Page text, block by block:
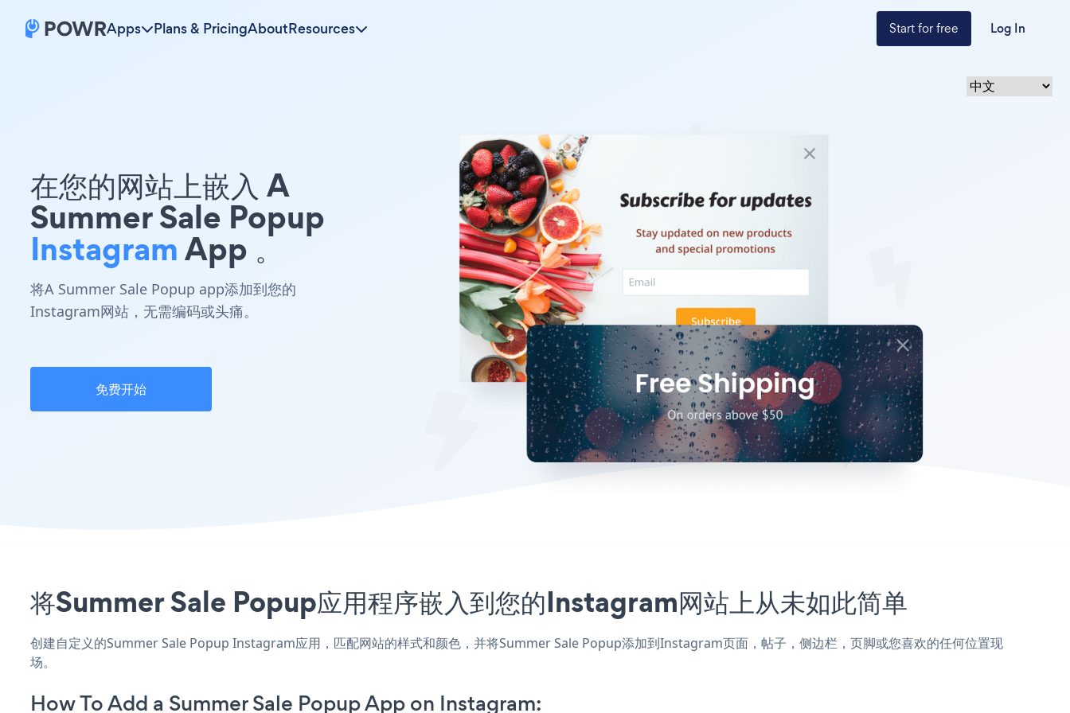
Apps Plans & PricingAboutResources Start for free Log In
在您的网站上嵌入 A
Summer Sale Popup
InstagramApp 。
将A Summer Sale Popup app添加到您的
Instagram网站，无需编码或头痛。
免费开始
将Summer Sale Popup应用程序嵌入到您的Instagram网站上从未如此简单
创建自定义的Summer Sale Popup Instagram应用，匹配网站的样式和颜色，并将Summer Sale Popup添加到Instagram页面，帖子，侧边栏，页脚或您喜欢的任何位置现
场。
How To Add a Summer Sale Popup App on Instagram: